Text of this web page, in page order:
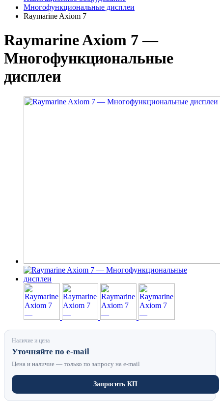
Многофункциональные дисплеи
Raymarine Axiom 7
Raymarine Axiom 7 —
Многофункциональные
дисплеи
Наличие и цена
Уточняйте по e-mail
Цена и наличие — только по запросу на e-mail
Запросить КП